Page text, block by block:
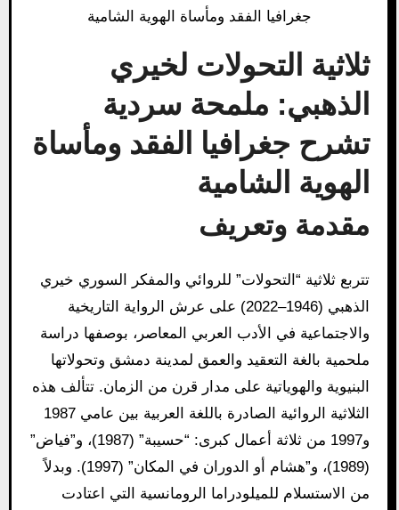
جغرافيا الفقد ومأساة الهوية الشامية
ثلاثية التحولات لخيري
الذهبي: ملمحة سردية
تشرح جغرافيا الفقد ومأساة
الهوية الشامية
مقدمة وتعريف
تتربع ثلاثية “التحولات” للروائي والمفكر السوري خيري
الذهبي (1946–2022) على عرش الرواية التاريخية
والاجتماعية في الأدب العربي المعاصر، بوصفها دراسة
ملحمية بالغة التعقيد والعمق لمدينة دمشق وتحولاتها
البنيوية والهوياتية على مدار قرن من الزمان. تتألف هذه
الثلاثية الروائية الصادرة باللغة العربية بين عامي 1987
و1997 من ثلاثة أعمال كبرى: “حسيبة” (1987)، و”فياض”
(1989)، و”هشام أو الدوران في المكان” (1997). وبدلاً
من الاستسلام للميلودراما الرومانسية التي اعتادت